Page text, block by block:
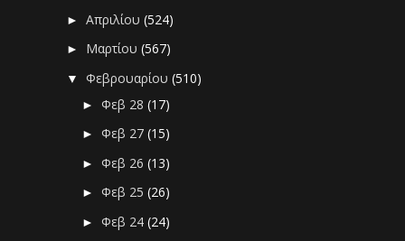
►Απριλίου(524)
► Μαρτίου(567)
▼Φεβρουαρίου(510)
►Φεβ 28(17)
►Φεβ 27(15)
►Φεβ 26(13)
►Φεβ 25(26)
►Φεβ 24(24)